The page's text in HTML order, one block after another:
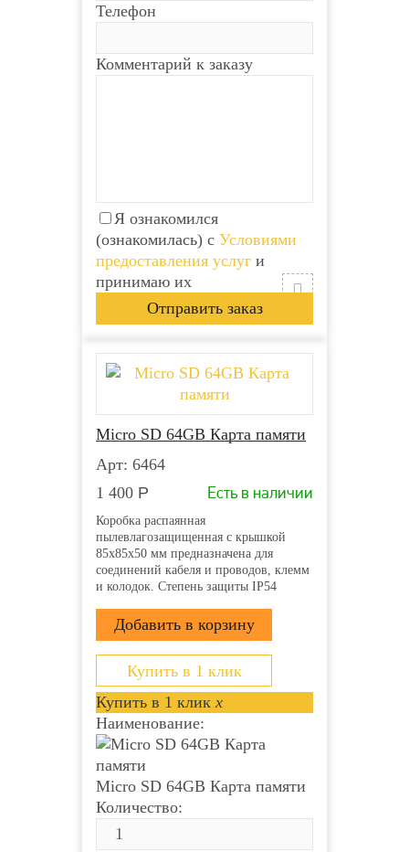
Телефон
Комментарий к заказу
Я ознакомился
(ознакомилась) с Условиями
предоставления услуг и
принимаю их
Micro SD 64GB Карта памяти
Арт: 6464
1 400 Р Есть в наличии
Коробка распаянная
пылевлагозащищенная с крышкой
85х85х50 мм предназначена для
соединений кабеля и проводов, клемм
и колодок. Степень защиты IP54
от ударов, пыли и влаги. Она
производится из прочного пластика
полипропилена и применяется для
открытой проводки....
Купить в 1 клик
Купить в 1 клик x
Наименование:
Micro SD 64GB Карта памяти
Количество: